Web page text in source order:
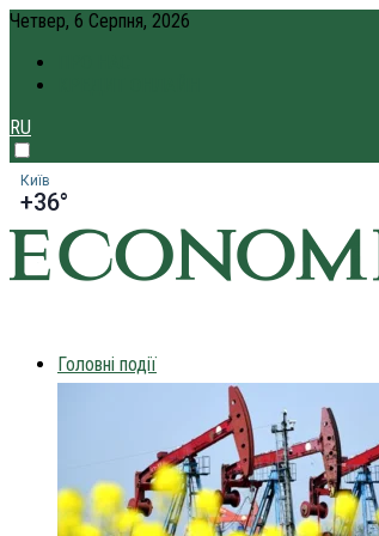
Четвер, 6 Серпня, 2026
RU
Київ
+36°
Головні події